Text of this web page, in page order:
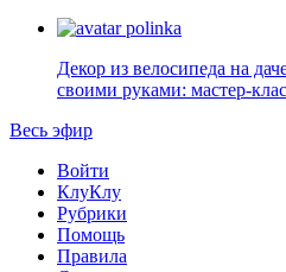
polinka
Декор из велосипеда на
своими руками: мастер-
Весь эфир
Войти
КлуКлу
Рубрики
Помощь
Правила